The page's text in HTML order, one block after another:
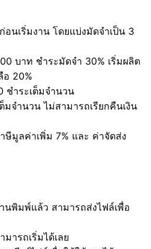
นเริ่มงาน โดยแบ่งมัดจำเป็น 3
บาท ชำระมัดจำ 30% เริ่มผลิต
อ 20%
ชำระเต็มจำนวน
มจำนวน ไม่สามารถเรียกคืนเงิน
ษีมูลค่าเพิ่ม 7% และ ค่าจัดส่ง
นพิมพ์แล้ว สามารถส่งไฟล์เพื่อ
ารถเริ่มได้เลย